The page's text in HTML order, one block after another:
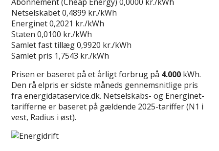
Netselskabet0,4899 kr./kWh
Energinet0,2021 kr./kWh
Staten 0,0100 kr./kWh
Samlet fast tillæg0,9920 kr./kWh
Samlet pris 1,7543 kr./kWh
Prisen er baseret på et årligt forbrug på 4.000 kWh.
Den rå elpris er sidste måneds gennemsnitlige pris
fra energidataservice.dk. Netselskabs- og Energinet-
tarifferne er baseret på gældende 2025-tariffer (N1 i
vest, Radius i øst).